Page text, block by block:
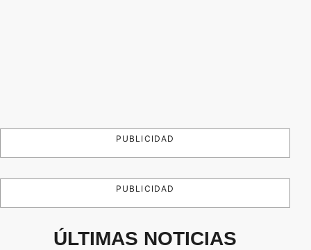
PUBLICIDAD
PUBLICIDAD
ÚLTIMAS NOTICIAS